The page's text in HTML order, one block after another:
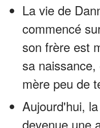
La vie de
commencé
son frère est
sa
mère peu de
Aujourd'hui,
devenue une